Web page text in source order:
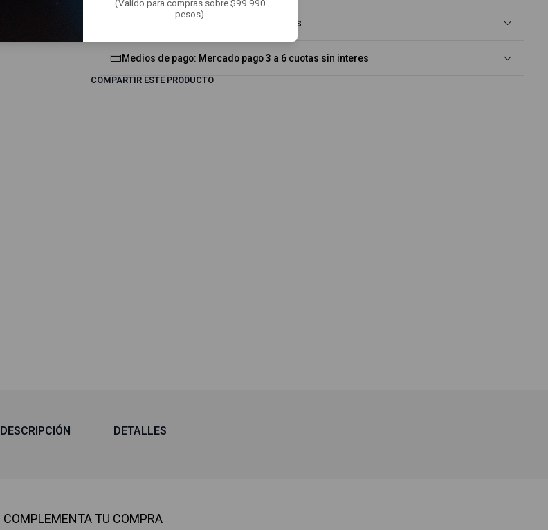
(Valido para compras sobre $99.990
pesos).
Envíos a todo Chile — Rápidos y seguros
Medios de pago: Mercado pago 3 a 6 cuotas sin interes
COMPARTIR ESTE PRODUCTO
DESCRIPCIÓN DETALLES
COMPLEMENTA TU COMPRA